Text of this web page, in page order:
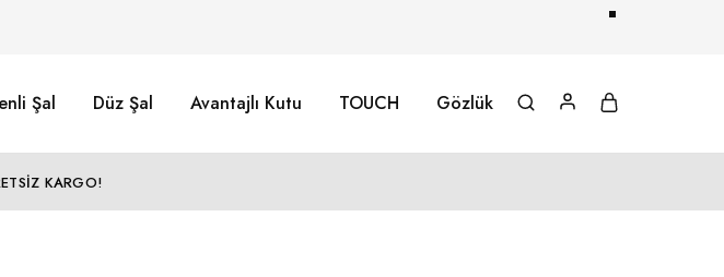
Şal Düz Şal Avantajlı Kutu TOUCH Gözlük
KARGO!